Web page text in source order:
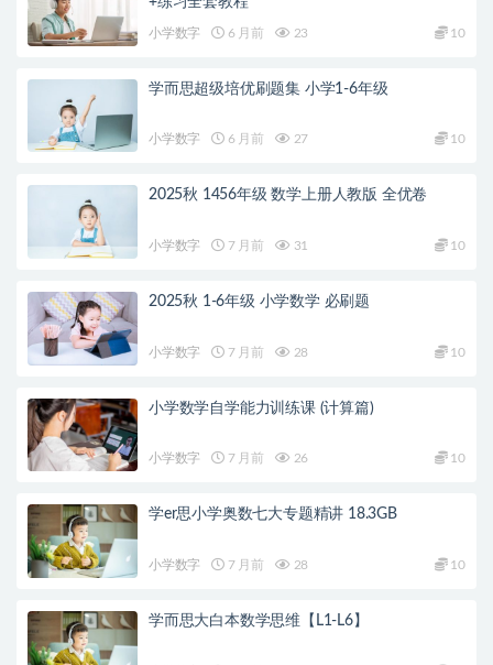
小学数字 6 月前 23 10
学而思超级培优刷题集 小学1-6年级
小学数字 6 月前 27 10
2025秋 1456年级 数学上册人教版 全优卷
小学数字 7 月前 31 10
2025秋 1-6年级 小学数学 必刷题
小学数字 7 月前 28 10
小学数学自学能力训练课 (计算篇)
小学数字 7 月前 26 10
学er思小学奥数七大专题精讲 18.3GB
小学数字 7 月前 28 10
学而思大白本数学思维【L1-L6】